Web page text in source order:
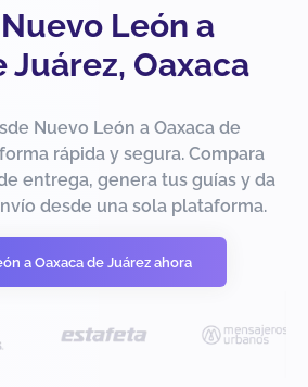
León a
Juárez, Oaxaca
Nuevo León a Oaxaca de
rápida y segura. Compara
entrega, genera tus guías y da
desde una sola plataforma.
a Oaxaca de Juárez ahora